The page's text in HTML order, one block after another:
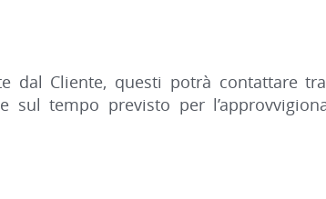
dal Cliente, questi potrà contattare
tempo previsto per